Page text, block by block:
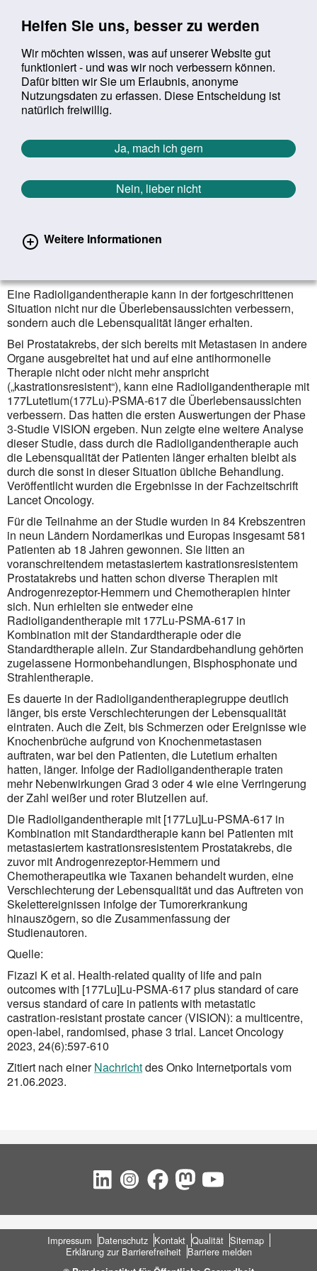
Helfen Sie uns, besser zu werden
Wir möchten wissen, was auf unserer Website gut
funktioniert - und was wir noch verbessern können.
Dafür bitten wir Sie um Erlaubnis, anonyme
Nutzungsdaten zu erfassen. Diese Entscheidung ist
natürlich freiwillig.
Ja, mach ich gern
Nein, lieber nicht
Weitere Informationen
Suchbegriff:
Sie befinden sich hier:
Startseite Aktuelles Aktuelle Meldungen
Aktuelle Meldungen
Zurück zur Übersicht erster
vorheriger
639/1627
Lebensqualität bei metastasiertem
Eine Radioligandentherapie kann in der fortgeschrittenen
Situation nicht nur die Überlebensaussichten verbessern,
sondern auch die Lebensqualität länger erhalten.
Bei Prostatakrebs, der sich bereits mit Metastasen in andere
Organe ausgebreitet hat und auf eine antihormonelle
Therapie nicht oder nicht mehr anspricht
(„kastrationsresistent“), kann eine Radioligandentherapie mit
177Lutetium(177Lu)-PSMA-617 die Überlebensaussichten
verbessern. Das hatten die ersten Auswertungen der Phase
3-Studie VISION ergeben. Nun zeigte eine weitere Analyse
dieser Studie, dass durch die Radioligandentherapie auch
die Lebensqualität der Patienten länger erhalten bleibt als
durch die sonst in dieser Situation übliche Behandlung.
Veröffentlicht wurden die Ergebnisse in der Fachzeitschrift
Lancet Oncology.
Für die Teilnahme an der Studie wurden in 84 Krebszentren
in neun Ländern Nordamerikas und Europas insgesamt 581
Patienten ab 18 Jahren gewonnen. Sie litten an
voranschreitendem metastasiertem kastrationsresistentem
Prostatakrebs und hatten schon diverse Therapien mit
Androgenrezeptor-Hemmern und Chemotherapien hinter
sich. Nun erhielten sie entweder eine
Radioligandentherapie mit 177Lu-PSMA-617 in
Kombination mit der Standardtherapie oder die
Standardtherapie allein. Zur Standardbehandlung gehörten
zugelassene Hormonbehandlungen, Bisphosphonate und
Strahlentherapie.
Es dauerte in der Radioligandentherapiegruppe deutlich
länger, bis erste Verschlechterungen der Lebensqualität
eintraten. Auch die Zeit, bis Schmerzen oder Ereignisse wie
Knochenbrüche aufgrund von Knochenmetastasen
auftraten, war bei den Patienten, die Lutetium erhalten
hatten, länger. Infolge der Radioligandentherapie traten
mehr Nebenwirkungen Grad 3 oder 4 wie eine Verringerung
der Zahl weißer und roter Blutzellen auf.
Die Radioligandentherapie mit [177Lu]Lu-PSMA-617 in
Kombination mit Standardtherapie kann bei Patienten mit
metastasiertem kastrationsresistentem Prostatakrebs, die
zuvor mit Androgenrezeptor-Hemmern und
Chemotherapeutika wie Taxanen behandelt wurden, eine
Verschlechterung der Lebensqualität und das Auftreten von
Skelettereignissen infolge der Tumorerkrankung
hinauszögern, so die Zusammenfassung der
Studienautoren.
Quelle:
Fizazi K et al. Health-related quality of life and pain
outcomes with [177Lu]Lu-PSMA-617 plus standard of care
versus standard of care in patients with metastatic
castration-resistant prostate cancer (VISION): a multicentre,
open-label, randomised, phase 3 trial. Lancet Oncology
2023, 24(6):597-610
Zitiert nach einerNachrichtdes Onko Internetportals vom
21.06.2023.
Social Bookmarks
FußbereichImpressum Datenschutz Kontakt Qualität Sitemap
Erklärung zur Barrierefreiheit Barriere melden